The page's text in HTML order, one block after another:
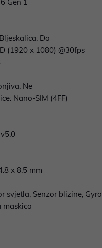
Gen 1
Da
(1920 x 1080) @30fps
Ne
Nano-SIM (4FF)
x 8.5 mm
svjetla, Senzor blizine,
maskica